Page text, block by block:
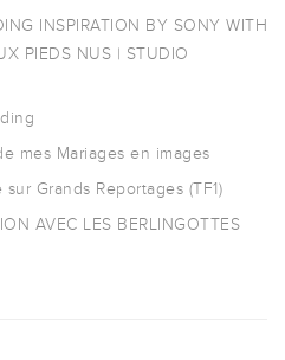
INSPIRATION BY SONY WITH
PIEDS NUS | STUDIO
mes Mariages en images
Grands Reportages (TF1)
AVEC LES BERLINGOTTES